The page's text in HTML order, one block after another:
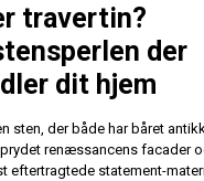
travertin?
der
dit hjem
sten, der både har båret
renæssancens facader
eftertragtede statement-